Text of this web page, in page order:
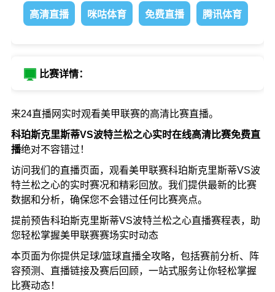
高清直播 咪咕体育 免费直播 腾讯体育
比赛详情：
来24直播网实时观看美甲联赛的高清比赛直播。
科珀斯克里斯蒂VS波特兰松之心实时在线高清比赛免费直
播绝对不容错过！
访问我们的直播页面，观看美甲联赛科珀斯克里斯蒂VS波
特兰松之心的实时赛况和精彩回放。我们提供最新的比赛
数据和分析，确保您不会错过任何比赛亮点。
提前预告科珀斯克里斯蒂VS波特兰松之心直播赛程表，助
您轻松掌握美甲联赛赛场实时动态
本页面为你提供足球/篮球直播全攻略，包括赛前分析、阵
容预测、直播链接及赛后回顾，一站式服务让你轻松掌握
比赛动态！